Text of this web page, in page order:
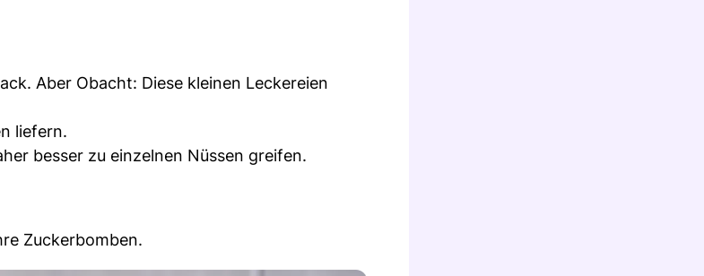
Aber Obacht: Diese kleinen Leckereien
liefern.
besser zu einzelnen Nüssen greifen.
Zuckerbomben.